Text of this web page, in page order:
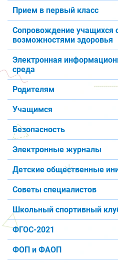
Прием в первый класс
Сопровождение учащихся
возможностями здоровья
Электронная
среда
Родителям
Учащимся
Безопасность
Электронные журналы
Детские общественные
Советы специалистов
Школьный спортивный
ФГОС-2021
ФОП и ФАОП